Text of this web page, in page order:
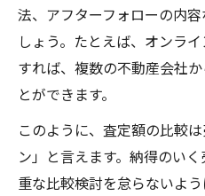
法、アフターフォローの内
しょう。たとえば、オンラ
すれば、複数の不動産会社
とができます。
このように、査定額の比較
ン」と言えます。納得のい
重な比較検討を怠らないよう